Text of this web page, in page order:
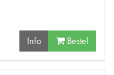
Info Bestel